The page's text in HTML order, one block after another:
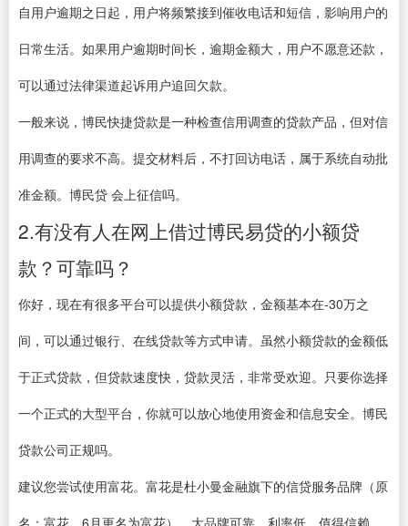
自用户逾期之日起，用户将频繁接到催收电话和短信，影响用户的
日常生活。如果用户逾期时间长，逾期金额大，用户不愿意还款，
可以通过法律渠道起诉用户追回欠款。
一般来说，博民快捷贷款是一种检查信用调查的贷款产品，但对信
用调查的要求不高。提交材料后，不打回访电话，属于系统自动批
准金额。博民贷 会上征信吗。
2.有没有人在网上借过博民易贷的小额贷
款？可靠吗？
你好，现在有很多平台可以提供小额贷款，金额基本在-30万之
间，可以通过银行、在线贷款等方式申请。虽然小额贷款的金额低
于正式贷款，但贷款速度快，贷款灵活，非常受欢迎。只要你选择
一个正式的大型平台，你就可以放心地使用资金和信息安全。博民
贷款公司正规吗。
建议您尝试使用富花。富花是杜小曼金融旗下的信贷服务品牌（原